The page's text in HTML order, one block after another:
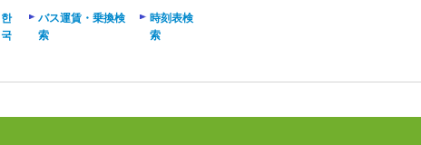
한
국
バス運賃・乗換検
索
時刻表検
索